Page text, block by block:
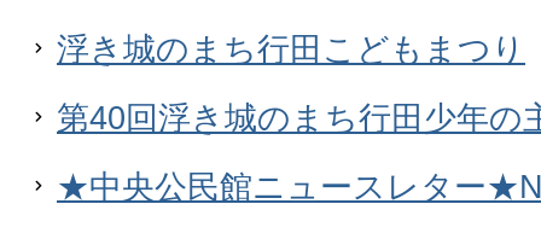
浮き城のまち行田こどもまつり
第40回浮き城のまち行田少年の
★中央公民館ニュースレター